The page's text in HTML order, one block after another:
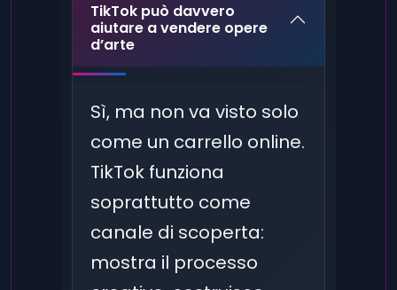
TikTok può davvero
aiutare a vendere opere
d’arte
Sì, ma non va visto solo
come un carrello online.
TikTok funziona
soprattutto come
canale di scoperta:
mostra il processo